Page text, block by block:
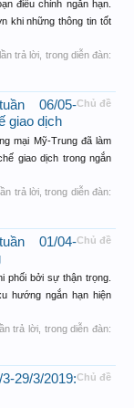
điều chỉnh ngắn hạn.
khi những thông tin tốt
lần trả lời, trong diễn đàn:
Chủ đề
06/05-
giao dịch
mại Mỹ-Trung đã làm
giao dịch trong ngắn
trả lời, trong diễn đàn:
Chủ đề
01/04-
phối bởi sự thận trọng.
hướng ngắn hạn hiện
trả lời, trong diễn đàn:
Chủ đề
29/3/2019: